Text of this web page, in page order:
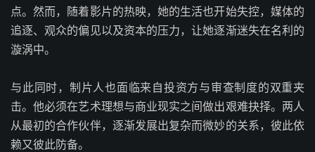
点。然而，随着影片的热映，她的生活也开始失控，媒体的
追逐、观众的偏见以及资本的压力，让她逐渐迷失在名利的
漩涡中。
与此同时，制片人也面临来自投资方与审查制度的双重夹
击。他必须在艺术理想与商业现实之间做出艰难抉择。两人
从最初的合作伙伴，逐渐发展出复杂而微妙的关系，彼此依
赖又彼此防备。